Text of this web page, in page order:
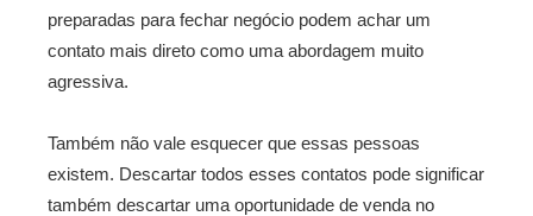
preparadas para fechar negócio podem achar um
contato mais direto como uma abordagem muito
agressiva.
Também não vale esquecer que essas pessoas
existem. Descartar todos esses contatos pode significar
também descartar uma oportunidade de venda no